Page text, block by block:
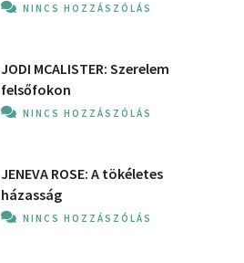
NINCS HOZZÁSZÓLÁS
JODI MCALISTER: Szerelem
felsőfokon
NINCS HOZZÁSZÓLÁS
JENEVA ROSE: A ​tökéletes
házasság
NINCS HOZZÁSZÓLÁS